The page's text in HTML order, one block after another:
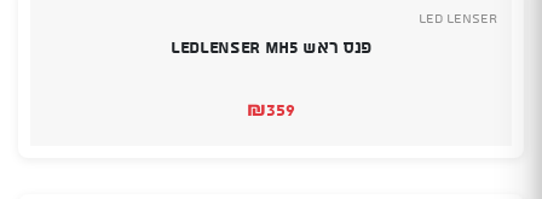
Led Lenser
פנס ראש LEDLENSER MH5
₪359